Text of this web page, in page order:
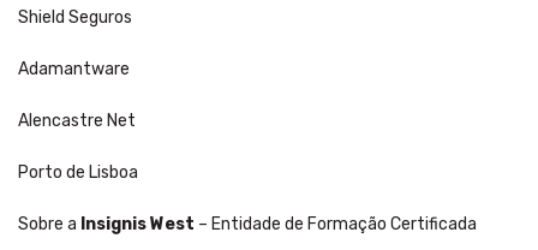
Shield Seguros
Adamantware
Alencastre Net
Porto de Lisboa
Sobre a Insignis West – Entidade de Formação Certificada